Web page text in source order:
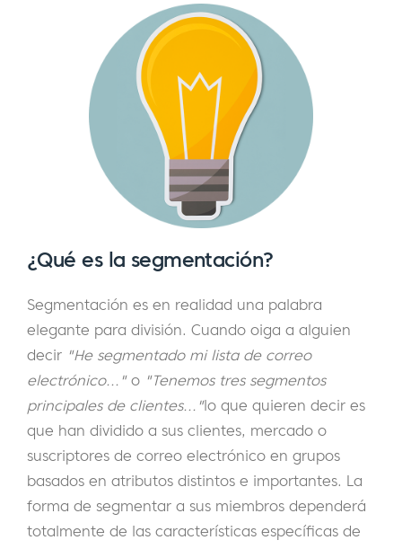
¿Qué es la segmentación?
Segmentación es en realidad una palabra
elegante para división. Cuando oiga a alguien
decir "He segmentado mi lista de correo
electrónico..."o "Tenemos tres segmentos
principales de clientes..."lo que quieren decir es
que han dividido a sus clientes, mercado o
suscriptores de correo electrónico en grupos
basados en atributos distintos e importantes. La
forma de segmentar a sus miembros dependerá
totalmente de las características específicas de